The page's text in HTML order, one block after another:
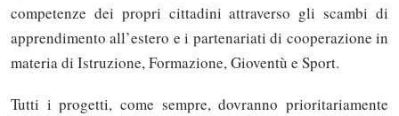
competenze dei propri cittadini attraverso gli scambi di
apprendimento all’estero e i partenariati di cooperazione in
materia di Istruzione, Formazione, Gioventù e Sport.
Tutti i progetti, come sempre, dovranno prioritariamente